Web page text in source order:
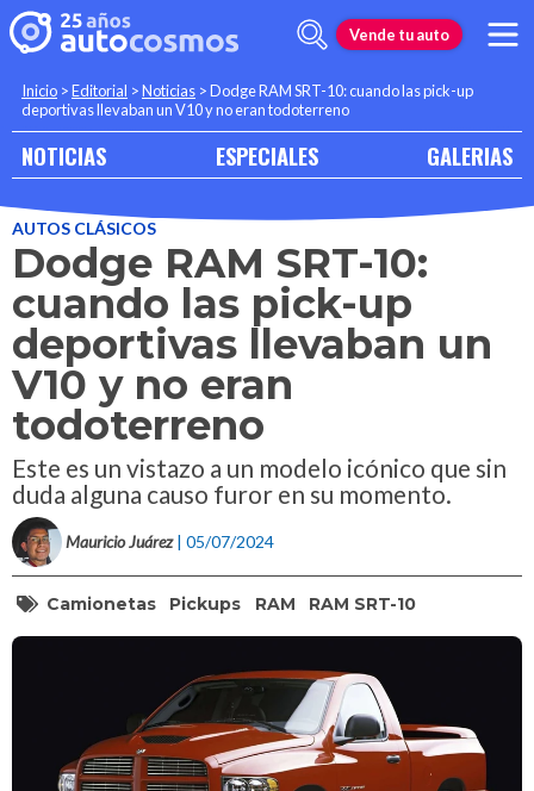
Vende tu auto
Inicio >Editorial >Noticias >Dodge RAM SRT-10: cuando las pick-up
deportivas llevaban un V10 y no eran todoterreno
NOTICIAS ESPECIALES GALERIAS
AUTOS CLÁSICOS
Dodge RAM SRT-10:
cuando las pick-up
deportivas llevaban un
V10 y no eran
todoterreno
Este es un vistazo a un modelo icónico que sin
duda alguna causo furor en su momento.
Mauricio Juárez | 05/07/2024
Camionetas Pickups RAM RAM SRT-10